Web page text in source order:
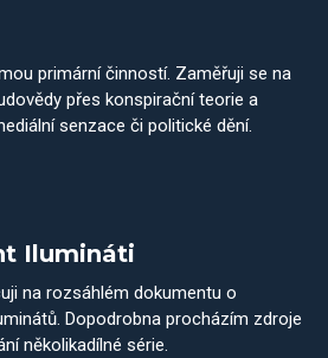
primární činností. Zaměřuji se na
přes konspirační teorie a
senzace či politické dění.
Ilumináti
na rozsáhlém dokumentu o
Dopodrobna procházím zdroje
několikadílné série.